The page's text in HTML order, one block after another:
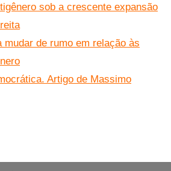
sob a crescente expansão
mudar de rumo em relação às
Artigo de Massimo